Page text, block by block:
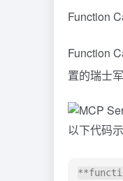
Function
Function
置的瑞士
以下代码